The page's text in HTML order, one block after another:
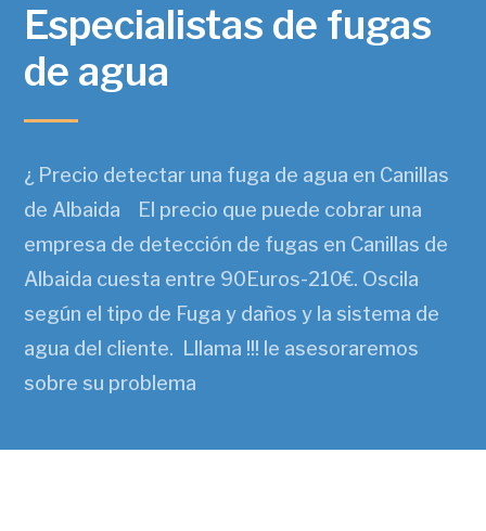
Especialistas de fugas
de agua
¿ Precio detectar una fuga de agua en Canillas
de Albaida El precio que puede cobrar una
empresa de detección de fugas en Canillas de
Albaida cuesta entre 90Euros-210€. Oscila
según el tipo de Fuga y daños y la sistema de
agua del cliente. Lllama !!! le asesoraremos
sobre su problema